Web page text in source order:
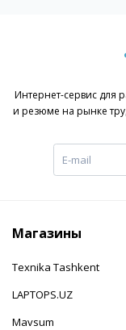
Интернет-сервис для
и резюме на рынке
Магазины
Texnika Tashkent
LAPTOPS.UZ
Mavsum